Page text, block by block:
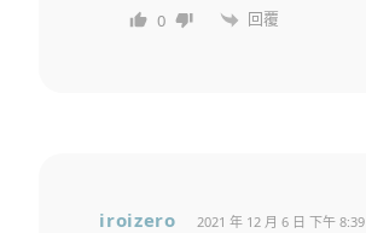
0 回覆
iroizero 2021 年 12 月 6 日 下午 8:39